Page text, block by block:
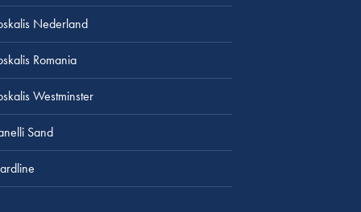
Nederland
Romania
Westminster
Sand